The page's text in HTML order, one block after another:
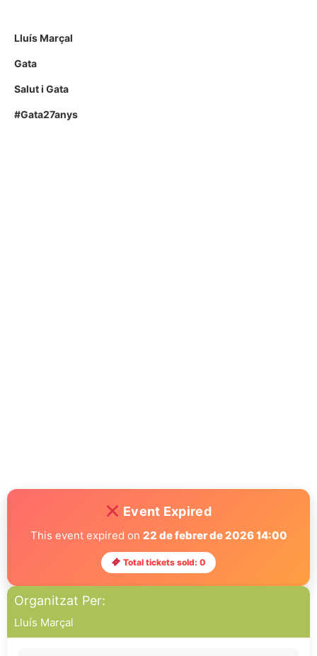
Lluís Marçal
Gata
Salut i Gata
#Gata27anys
Event Expired
This event expired on 22 de febrer de 2026 14:00
Total tickets sold: 0
Organitzat Per:
Lluís Marçal